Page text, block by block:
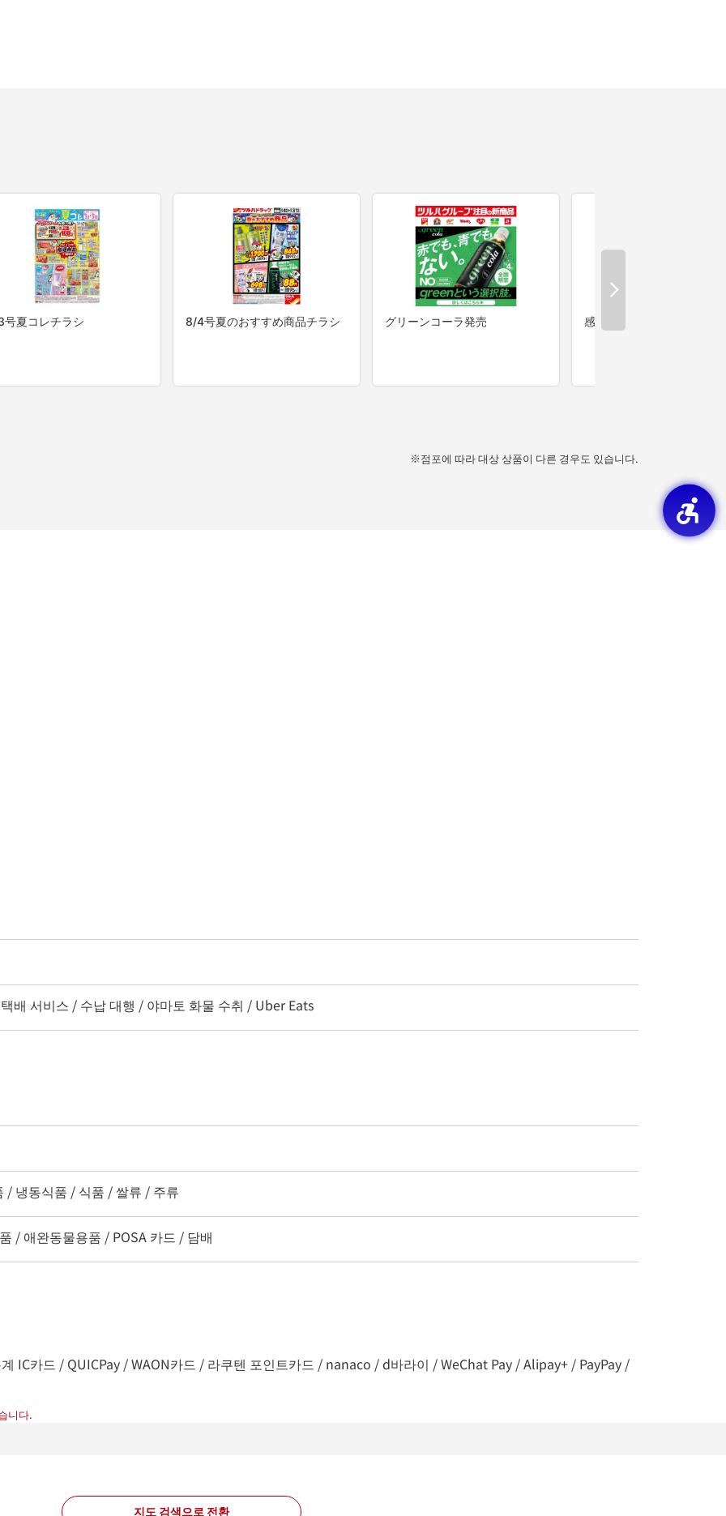
※점포에 따라 대상 상품이 다른 경우도 있습니다.
배 서비스 / 수납 대행 / 야마토 화물 수취 / Uber Eats
/ 냉동식품 / 식품 / 쌀류 / 주류
/ 애완동물용품 / POSA 카드 / 담배
IC카드 / QUICPay / WAON카드 / 라쿠텐 포인트카드 / nanaco / d바라이 / WeChat Pay / Alipay+ / PayPay /
니다.
지도 검색으로 전환